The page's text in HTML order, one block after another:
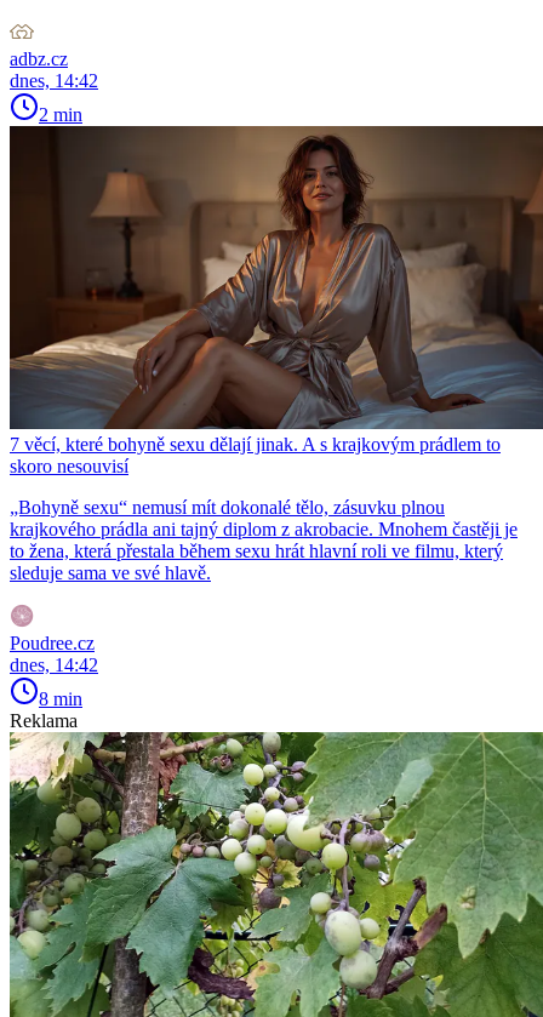
adbz.cz
dnes, 14:42
2 min
7 věcí, které bohyně sexu dělají jinak. A s krajkovým prádlem to
skoro nesouvisí
„Bohyně sexu“ nemusí mít dokonalé tělo, zásuvku plnou
krajkového prádla ani tajný diplom z akrobacie. Mnohem častěji je
to žena, která přestala během sexu hrát hlavní roli ve filmu, který
sleduje sama ve své hlavě.
Poudree.cz
dnes, 14:42
8 min
Reklama